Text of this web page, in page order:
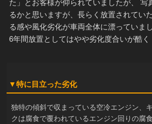
るかと思いますが、長らく放置されてい
る感や風化劣化が車両全体に漂っていまし
6年間放置としてはやや劣化度合いが酷く
▼特に目立った劣化
独特の傾斜で収まっている空冷エンジン、
クは腐食で覆われているエンジン回りの腐食